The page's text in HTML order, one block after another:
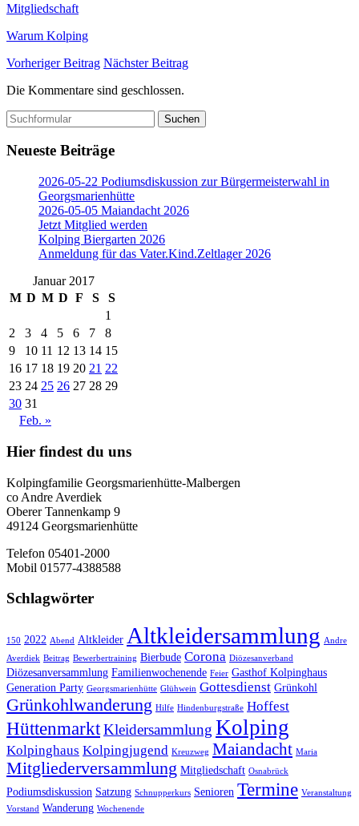
Mitgliedschaft
Warum Kolping
Vorheriger Beitrag Nächster Beitrag
Die Kommentare sind geschlossen.
Suchen
nach:
Neueste Beiträge
2026-05-22 Podiumsdiskussion zur Bürgermeisterwahl in
Georgsmarienhütte
2026-05-05 Maiandacht 2026
Jetzt Mitglied werden
Kolping Biergarten 2026
Anmeldung für das Vater.Kind.Zeltlager 2026
Januar 2017
M D M D F S
S
1
2
3 4 5 6 7
8
9
10 11 12 13 14 15
16 17 18 19 20 21 22
23 24 25 26 27 28 29
30 31
Feb. »
Hier findest du uns
Kolpingfamilie Georgsmarienhütte-Malbergen
co Andre Averdiek
Oberer Tannenkamp 9
49124 Georgsmarienhütte
Telefon 05401-2000
Mobil 01577-4388588
Schlagwörter
150 2022 Abend Altkleider Altkleidersammlung Andre
Averdiek Beitrag Bewerbertraining Bierbude Corona Diözesanverband
Diözesanversammlung Familienwochenende Feier Gasthof Kolpinghaus
Generation Party Georgsmarienhütte Glühwein Gottesdienst Grünkohl
Grünkohlwanderung Hilfe Hindenburgstraße Hoffest
HüttenmarktKleidersammlung Kolping
Kolpinghaus Kolpingjugend Kreuzweg Maiandacht Maria
Mitgliederversammlung Mitgliedschaft Osnabrück
Podiumsdiskussion Satzung Schnupperkurs Senioren Termine Veranstaltung
Vorstand Wanderung Wochenende